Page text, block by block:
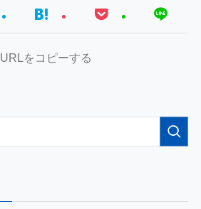
URLをコピーする